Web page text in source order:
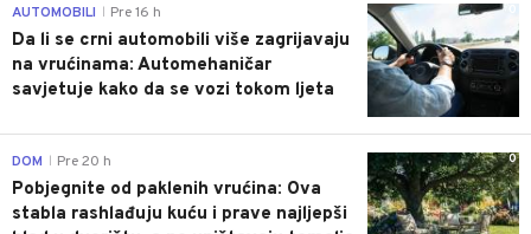
0
AUTOMOBILI Pre 16 h
Da li se crni automobili više zagrijavaju
na vrućinama: Automehaničar
savjetuje kako da se vozi tokom ljeta
0
DOM Pre 20 h
Pobjegnite od paklenih vrućina: Ova
stabla rashlađuju kuću i prave najljepši